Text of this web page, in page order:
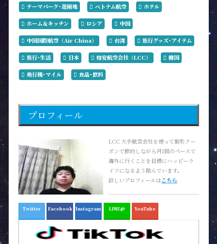
テーマパーク･遊園地 ベトナム航空 ホテル
ホーム＆キッチン ロシア 中国
中国国際航空（Air China） 台湾 旅行グッズ･アイテム
旅行･生活 日本 格安航空会社（LCC） 韓国
飛行機･マイル 食品･飲料
プロフィール
LCC 大手航空会社を使って割引クー
ポンで節約しながら月1回のペースで
海外に行くことを目標にハッピーラ
イフになるよう励んでいます。
詳しいプロフィールはこちら
Twitter Facebook Instagram LINE@ YouTube